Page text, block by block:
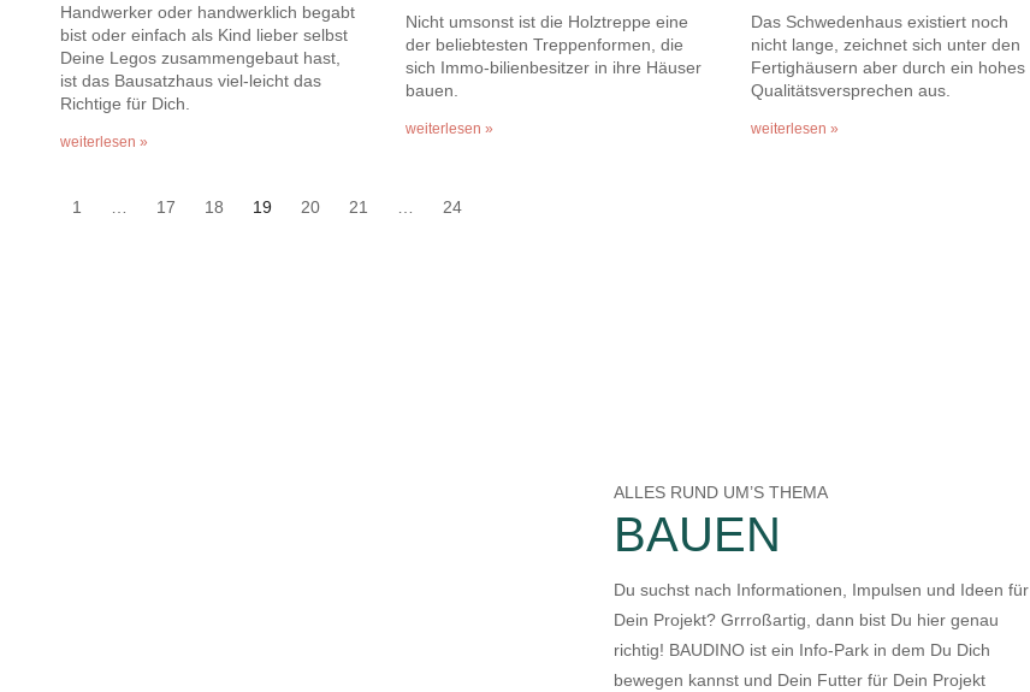
Handwerker oder handwerklich begabt
bist oder einfach als Kind lieber selbst
Deine Legos zusammengebaut hast,
ist das Bausatzhaus viel-leicht das
Richtige für Dich.
weiterlesen »
Nicht umsonst ist die Holztreppe eine
der beliebtesten Treppenformen, die
sich Immo-bilienbesitzer in ihre Häuser
bauen.
weiterlesen »
Das Schwedenhaus existiert noch
nicht lange, zeichnet sich unter den
Fertighäusern aber durch ein hohes
Qualitätsversprechen aus.
weiterlesen »
1 17 18 19 20 21 24
ALLES RUND UM’S THEMA
BAUEN
Du suchst nach Informationen, Impulsen und Ideen für
Dein Projekt? Grrroßartig, dann bist Du hier genau
richtig! BAUDINO ist ein Info-Park in dem Du Dich
bewegen kannst und Dein Futter für Dein Projekt